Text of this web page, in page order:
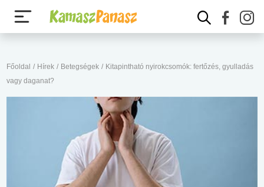
Főoldal / Hírek / Betegségek / Kitapintható nyirokcsomók: fertőzés, gyulladás
vagy daganat?